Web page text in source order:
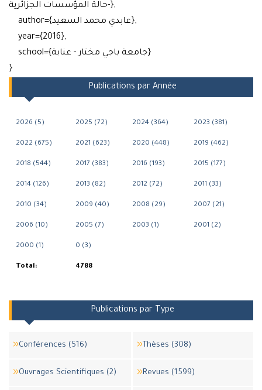
حالة المؤسسات الجزائرية-},
author={عابدي محمد السعيد},
year={2016},
school={جامعة باجي مختار - عنابة}
}
Publications par Année
2026 (5) 2025 (72) 2024 (364) 2023 (381)
2022 (675) 2021 (623) 2020 (448) 2019 (462)
2018 (544) 2017 (383) 2016 (193) 2015 (177)
2014 (126) 2013 (82) 2012 (72) 2011 (33)
2010 (34) 2009 (40) 2008 (29) 2007 (21)
2006 (10) 2005 (7) 2003 (1) 2001 (2)
2000 (1) 0 (3)
Total: 4788
Publications par Type
Conférences (516) Thèses (308)
Ouvrages Scientifiques (2) Revues (1599)